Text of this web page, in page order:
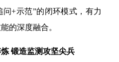
+示范”的闭环模式，有力
的深度融合。
锻造监测攻坚尖兵